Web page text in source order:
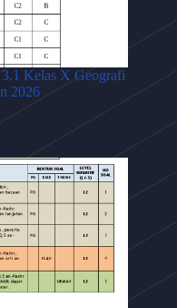
Kelas X Geografi
2026